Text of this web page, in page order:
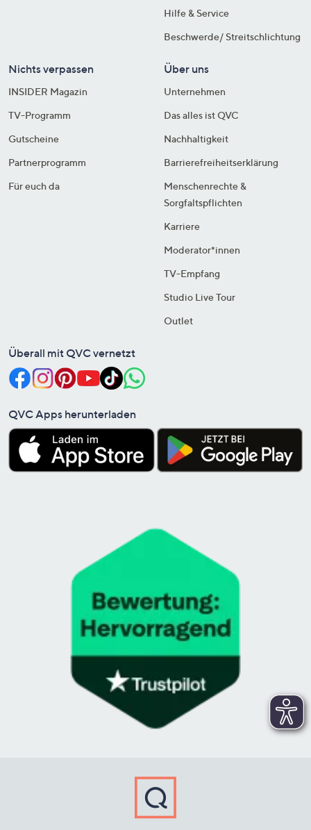
Hilfe & Service
Beschwerde/ Streitschlichtung
Nichts verpassen
INSIDER Magazin
TV-Programm
Gutscheine
Partnerprogramm
Für euch da
Über uns
Unternehmen
Das alles ist QVC
Nachhaltigkeit
Barrierefreiheitserklärung
Menschenrechte &
Sorgfaltspflichten
Karriere
Moderator*innen
TV-Empfang
Studio Live Tour
Outlet
Überall mit QVC vernetzt
QVC Apps herunterladen